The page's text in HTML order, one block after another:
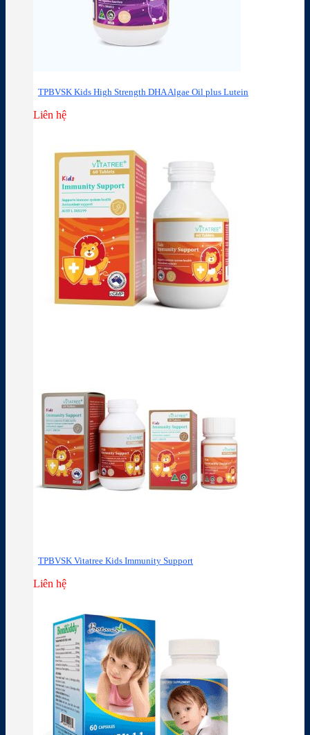
TPBVSK Kids High Strength DHA Algae Oil plus Lutein
Liên hệ
TPBVSK Vitatree Kids Immunity Support
Liên hệ